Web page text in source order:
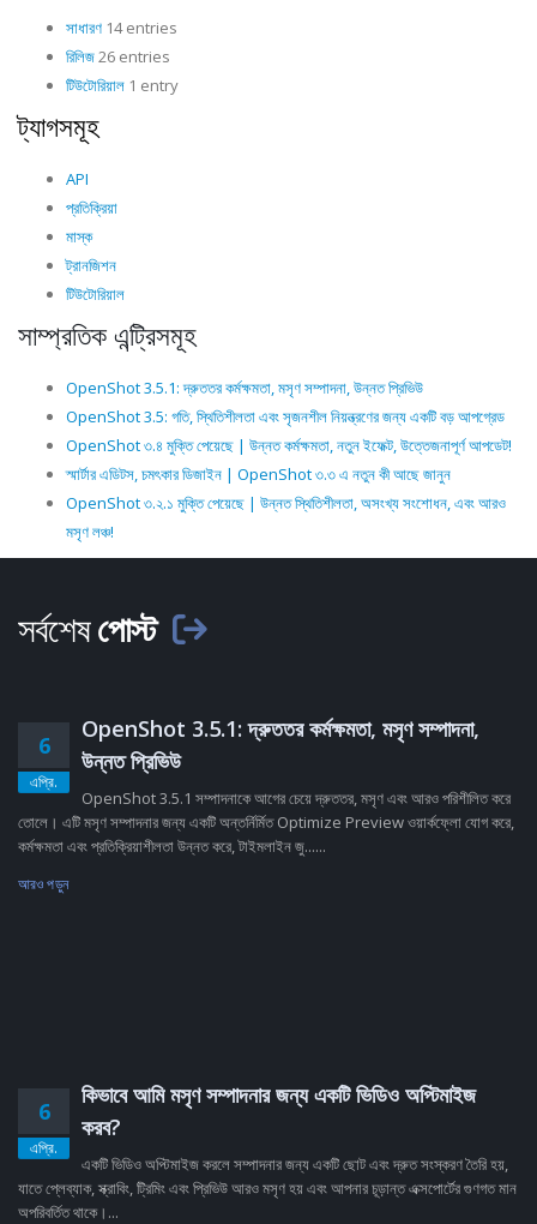
সাধারণ 14 entries
রিলিজ26 entries
টিউটোরিয়াল 1 entry
ট্যাগসমূহ
API
প্রতিক্রিয়া
মাস্ক
ট্রানজিশন
টিউটোরিয়াল
সাম্প্রতিক এন্ট্রিসমূহ
OpenShot 3.5.1: দ্রুততর কর্মক্ষমতা, মসৃণ সম্পাদনা, উন্নত প্রিভিউ
OpenShot 3.5: গতি, স্থিতিশীলতা এবং সৃজনশীল নিয়ন্ত্রণের জন্য একটি বড় আপগ্রেড
OpenShot ৩.৪ মুক্তি পেয়েছে | উন্নত কর্মক্ষমতা, নতুন ইফেক্ট, উত্তেজনাপূর্ণ আপডেট!
স্মার্টার এডিটস, চমৎকার ডিজাইন | OpenShot ৩.৩ এ নতুন কী আছে জানুন
OpenShot ৩.২.১ মুক্তি পেয়েছে | উন্নত স্থিতিশীলতা, অসংখ্য সংশোধন, এবং আরও
মসৃণ লঞ্চ!
সর্বশেষপোস্ট
6
এপ্রি.
OpenShot 3.5.1: দ্রুততর কর্মক্ষমতা, মসৃণ সম্পাদনা,
উন্নত প্রিভিউ
OpenShot 3.5.1 সম্পাদনাকে আগের চেয়ে দ্রুততর, মসৃণ এবং আরও পরিশীলিত করে
তোলে। এটি মসৃণ সম্পাদনার জন্য একটি অন্তর্নির্মিত Optimize Preview ওয়ার্কফ্লো যোগ করে,
কর্মক্ষমতা এবং প্রতিক্রিয়াশীলতা উন্নত করে, টাইমলাইন জু......
আরও পড়ুন
6
এপ্রি.
কিভাবে আমি মসৃণ সম্পাদনার জন্য একটি ভিডিও অপ্টিমাইজ
করব?
একটি ভিডিও অপ্টিমাইজ করলে সম্পাদনার জন্য একটি ছোট এবং দ্রুত সংস্করণ তৈরি হয়,
যাতে প্লেব্যাক, স্ক্রাবিং, ট্রিমিং এবং প্রিভিউ আরও মসৃণ হয় এবং আপনার চূড়ান্ত এক্সপোর্টের গুণগত মান
অপরিবর্তিত থাকে।...